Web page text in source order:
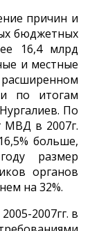
причин и
бюджетных
16,4 млрд
и местные
по итогам
По
МВД в 2007г.
больше,
размер
органов
на 32%.
2007гг. в